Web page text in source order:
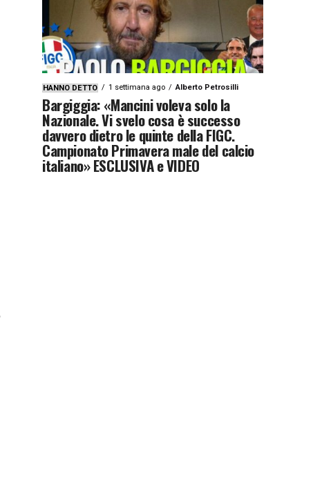
HANNO DETTO 1 settimana ago Alberto Petrosilli
Bargiggia: «Mancini voleva solo la
Nazionale. Vi svelo cosa è successo
davvero dietro le quinte della FIGC.
Campionato Primavera male del calcio
italiano» ESCLUSIVA e VIDEO